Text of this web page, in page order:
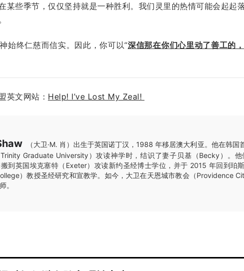
某些季节，仅仅坚持就是一种胜利。我们灵里的热情可能会起起
始终仁慈而信实。因此，你可以“深信那在你们心里动了善工的
英文网站： Help! I’ve Lost My Zeal!
（大卫·M. 肖）出生于英国诺丁汉，1988 年移居澳大利亚。他在韩国
Graduate University）攻读神学时，结识了妻子贝基（Becky）。
到英国埃克塞特（Exeter）攻读新约圣经博士学位，并于 2015 年回到珀
）教授圣经研究和宣教学。如今，大卫在天恩城市教会（Providence
。